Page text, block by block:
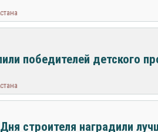
победителей детского
строителя наградили